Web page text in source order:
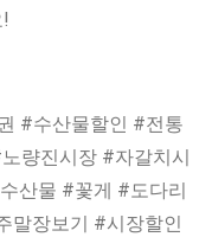
#수산물할인 #전통
량진시장 #자갈치시
산물 #꽃게 #도다리
말장보기 #시장할인